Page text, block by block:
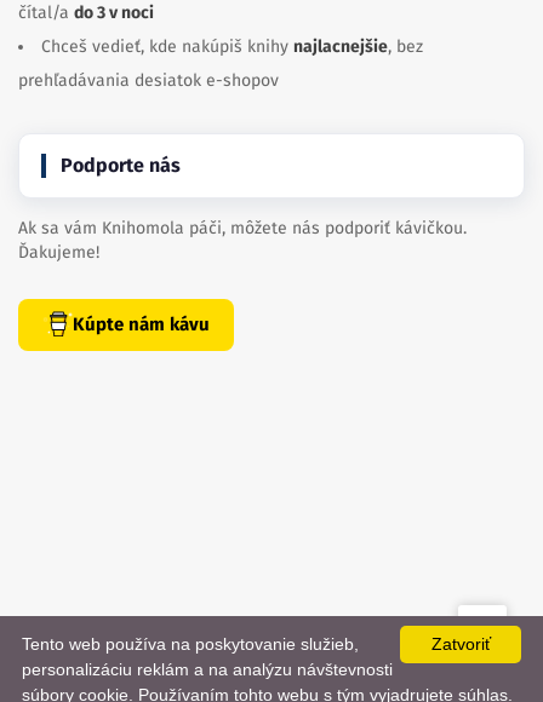
čítal/a do 3 v noci
Chceš vedieť, kde nakúpiš knihy najlacnejšie, bez
prehľadávania desiatok e-shopov
Podporte nás
Ak sa vám Knihomola páči, môžete nás podporiť kávičkou.
Ďakujeme!
Kúpte nám kávu
created bydanielhrenak.sk
📨
Zatvoriť
Tento web používa na poskytovanie služieb,
personalizáciu reklám a na analýzu návštevnosti
súbory cookie. Používaním tohto webu s tým vyjadrujete súhlas.